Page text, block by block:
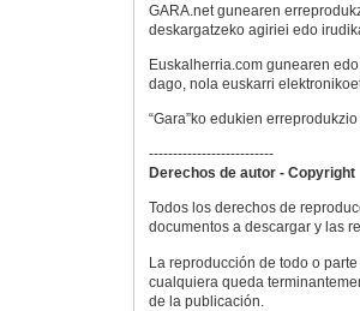
GARA.net gunearen
deskargatzeko agiriei edo
Euskalherria.com gunearen
dago, nola euskarri
“Gara”ko edukien
--------------------------
Derechos de autor - Copyright
Todos los derechos de
documentos a descargar y las
La reproducción de todo o
cualquiera queda
de la publicación.